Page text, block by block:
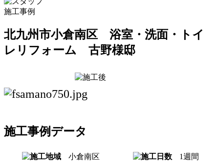
施工事例
北九州市小倉南区 浴室・洗面・トイ
レリフォーム 古野様邸
施工事例データ
小倉南区
1週間